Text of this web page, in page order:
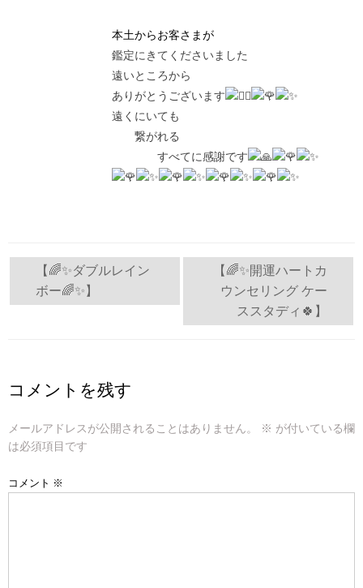
本土からお客さまが
鑑定にきてくださいました
遠いところから
ありがとうございます
遠くにいても
繋がれる
すべてに感謝です
稿
ゲ
ー
シ
ョ
【🌈✨ダブルレイン
ボー🌈✨】
【🌈✨開運ハートカ
ウンセリング ケー
ススタディ🍀】
コメントを残す
メールアドレスが公開されることはありません。 ※ が付いている欄
は必須項目です
コメント ※